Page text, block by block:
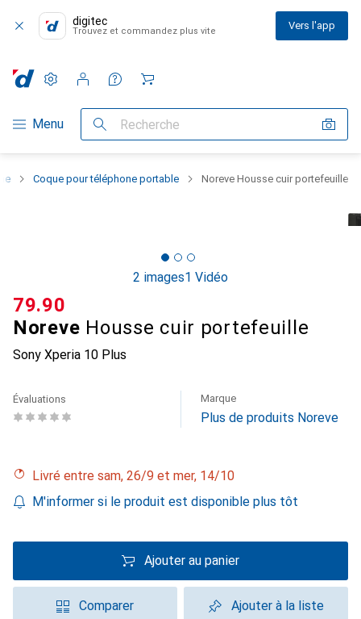
digitec
Trouvez et commandez plus vite Vers l'app
Navigation par catégorie
Menu Recherche
Paramètres
Compte client
Listes de comparaison
Listes d'envies
Panier
Coque pour téléphone portable Noreve Housse cuir portefeuille
2 images1 Vidéo
Noreve Housse cuir portefeuille
Sony Xperia 10 Plus
CHF
79.90
Évaluations Marque
Plus de produits Noreve
Livré entre sam, 26/9 et mer, 14/10
M'informer si le produit est disponible plus tôt
Ajouter au panier
Comparer Ajouter à la liste